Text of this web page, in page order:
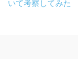
いて考察してみた